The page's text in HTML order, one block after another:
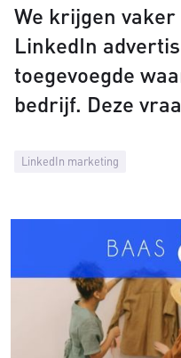
LinkedIn marketing
We krijgen
LinkedIn
toegevoegde
bedrijf. Deze